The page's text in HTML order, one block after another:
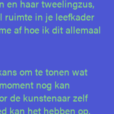
en haar tweelingzus,
ruimte in je leefkader
af hoe ik dit allemaal
om te tonen wat
nog kan
de kunstenaar zelf
kan het hebben op,